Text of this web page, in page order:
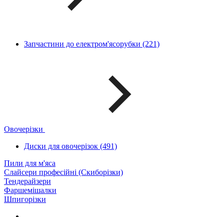
Запчастини до електром'ясорубки (221)
Овочерізки
Диски для овочерізок (491)
Пили для м'яса
Слайсери професійні (Скиборізки)
Тендерайзери
Фаршемішалки
Шпигорізки